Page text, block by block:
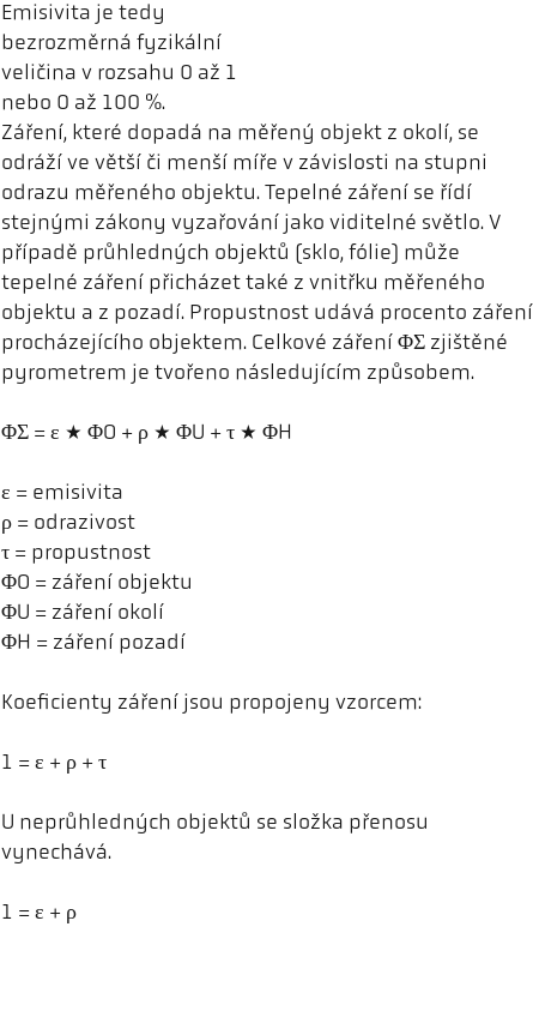
Emisivita je tedy
bezrozměrná fyzikální
veličina v rozsahu 0 až 1
nebo 0 až 100 %.
Záření, které dopadá na měřený objekt z okolí, se
odráží ve větší či menší míře v závislosti na stupni
odrazu měřeného objektu. Tepelné záření se řídí
stejnými zákony vyzařování jako viditelné světlo. V
případě průhledných objektů (sklo, fólie) může
tepelné záření přicházet také z vnitřku měřeného
objektu a z pozadí. Propustnost udává procento záření
procházejícího objektem. Celkové záření ΦΣ zjištěné
pyrometrem je tvořeno následujícím způsobem.
ΦΣ = ε * ΦO + ρ * ΦU + τ * ΦH
ε = emisivita
ρ = odrazivost
τ = propustnost
ΦO = záření objektu
ΦU = záření okolí
ΦH = záření pozadí
Koeficienty záření jsou propojeny vzorcem:
1 = ε + ρ + τ
U neprůhledných objektů se složka přenosu
vynechává.
1 = ε + ρ